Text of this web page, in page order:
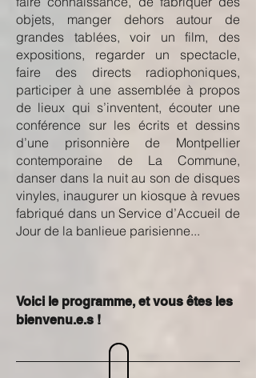
objets, manger dehors autour de
grandes tablées, voir un film, des
expositions, regarder un spectacle,
faire des directs radiophoniques,
participer à une assemblée à propos
de lieux qui s’inventent, écouter une
conférence sur les écrits et dessins
d’une prisonnière de Montpellier
contemporaine de La Commune,
danser dans la nuit au son de disques
vinyles, inaugurer un kiosque à revues
fabriqué dans un Service d’Accueil de
Jour de la banlieue parisienne...
Voici le programme, et vous êtes les
bienvenu.e.s !